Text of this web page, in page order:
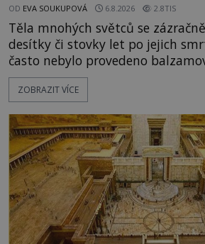
OD EVA SOUKUPOVÁ 6.8.2026 2.8TIS
Těla mnohých světců se
desítky či stovky let po jejich
často nebylo provedeno
pokusy o konzervaci.
považovány za důkaz svatosti
osobností ochraňují? Na hřbitově u kláštera
Milosrdných
ZOBRAZIT VÍCE